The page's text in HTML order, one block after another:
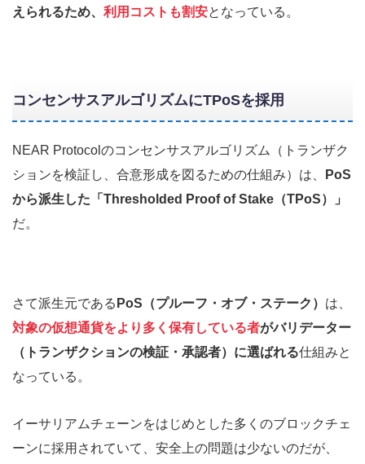
えられるため、 利用コストも割安となっている。
コンセンサスアルゴリズムにTPoSを採用
NEAR Protocolのコンセンサスアルゴリズム（トランザク
ションを検証し、合意形成を図るための仕組み）は、
PoS
から派生した「Thresholded Proof of Stake（TPoS）」
だ。
さて派生元である PoS（プルーフ・オブ・ステーク） は、
対象の仮想通貨をより多く保有している者がバリデーター
（トランザクションの検証・承認者）に選ばれる仕組みと
なっている。
イーサリアムチェーンをはじめとした多くのブロックチェ
ーンに採用されていて、安全上の問題は少ないのだが、